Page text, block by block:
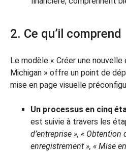
2. Ce qu’il comprend
Le modèle « Créer une
Michigan » offre un point de
mise en page visuelle
Un processus en cinq
est suivie à travers les
d’entreprise », «
enregistrement », « Mise